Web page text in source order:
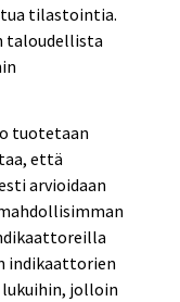
tilastointia.
taloudellista
tuotetaan
että
arvioidaan
indikaattorien
jolloin